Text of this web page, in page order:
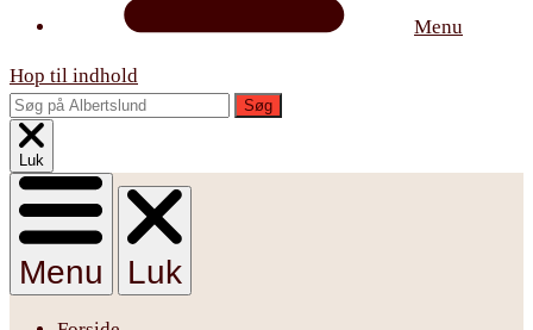
Menu
Hop til indhold
Søg
Luk
Menu Luk